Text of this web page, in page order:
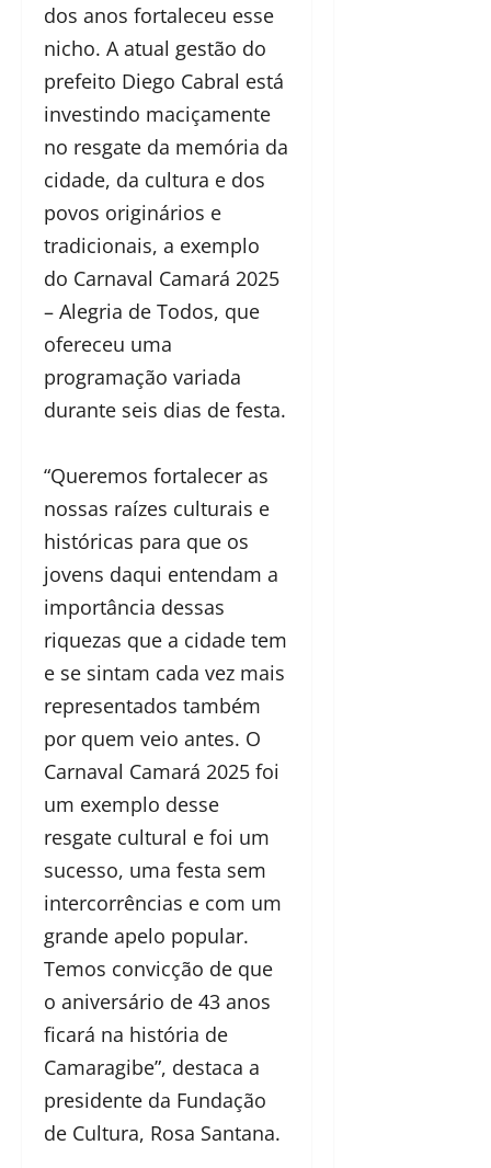
dos anos fortaleceu esse
nicho. A atual gestão do
prefeito Diego Cabral está
investindo maciçamente
no resgate da memória da
cidade, da cultura e dos
povos originários e
tradicionais, a exemplo
do Carnaval Camará 2025
– Alegria de Todos, que
ofereceu uma
programação variada
durante seis dias de festa.
“Queremos fortalecer as
nossas raízes culturais e
históricas para que os
jovens daqui entendam a
importância dessas
riquezas que a cidade tem
e se sintam cada vez mais
representados também
por quem veio antes. O
Carnaval Camará 2025 foi
um exemplo desse
resgate cultural e foi um
sucesso, uma festa sem
intercorrências e com um
grande apelo popular.
Temos convicção de que
o aniversário de 43 anos
ficará na história de
Camaragibe”, destaca a
presidente da Fundação
de Cultura, Rosa Santana.